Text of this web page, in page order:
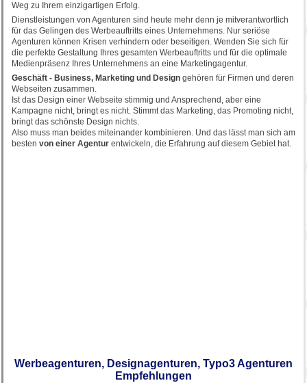
Weg zu Ihrem einzigartigen Erfolg.
Dienstleistungen von Agenturen sind heute mehr denn je mitverantwortlich
für das Gelingen des Werbeauftritts eines Unternehmens. Nur seriöse
Agenturen können Krisen verhindern oder beseitigen. Wenden Sie sich für
die perfekte Gestaltung Ihres gesamten Werbeauftritts und für die optimale
Medienpräsenz Ihres Unternehmens an eine Marketingagentur.
Geschäft - Business, Marketing und Design gehören für Firmen und deren
Webseiten zusammen.
Ist das Design einer Webseite stimmig und Ansprechend, aber eine
Kampagne nicht, bringt es nicht. Stimmt das Marketing, das Promoting nicht,
bringt das schönste Design nichts.
Also muss man beides miteinander kombinieren. Und das lässt man sich am
besten von einer Agentur entwickeln, die Erfahrung auf diesem Gebiet hat.
Werbeagenturen, Designagenturen, Typo3 Agenturen
Empfehlungen